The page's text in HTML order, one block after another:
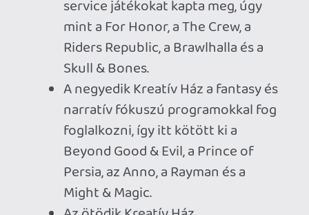
Ezek a masszív szervezeti átalakulások
természetesen más következménnyel is
jártak a kiadónál dolgozókra nézve. A
Ubisoft például eltörölte az otthoni
munkavégzés lehetőségét, és ismét heti
öt nap irodai jelenlétet írt elő a
munkavállalói számára, emellett pedig
két stúdiót is bezárt a Ubisoft Halifax és a
Ubisoft Stockholm képében, míg a
Ubisoft Abu Dhabinál, a RedLynxnél és a
Massive-nál további elbocsátásokkal járó
átstrukturálásokat hajtottak végre.